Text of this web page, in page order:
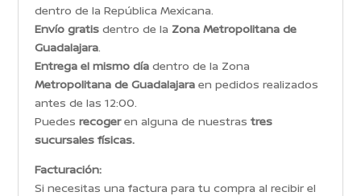
dentro de la República Mexicana.
Envío gratis dentro de la Zona Metropolitana de
Guadalajara
Entrega el mismo día dentro de la Zona
Metropolitana de Guadalajara en pedidos realizados
antes de las 12:00.
Puedesrecogeren alguna de nuestrastres
sucursales físicas.
Facturación:
Si necesitas una factura para tu compra al recibir el